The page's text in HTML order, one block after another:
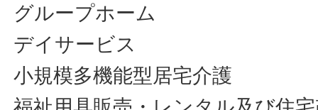
グループホーム
デイサービス
小規模多機能型居宅介護